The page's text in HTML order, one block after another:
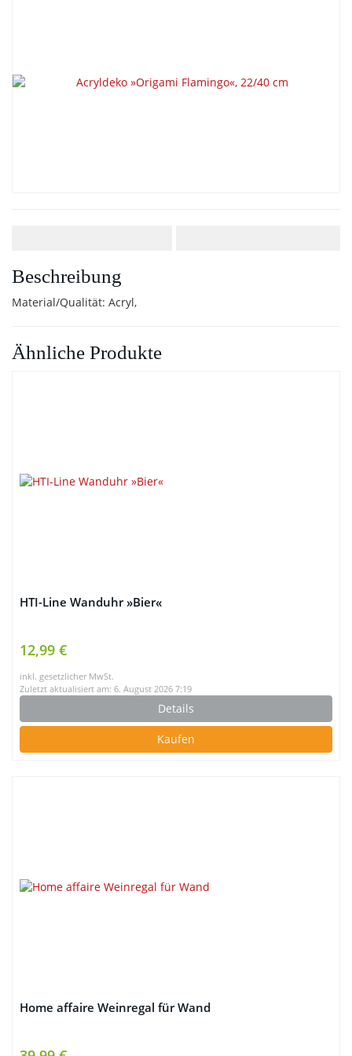
Beschreibung
Material/Qualität: Acryl,
Ähnliche Produkte
HTI-Line Wanduhr »Bier«
12,99 €
inkl. gesetzlicher MwSt.
Zuletzt aktualisiert am: 6. August 2026 7:19
Details
Kaufen
Home affaire Weinregal für Wand